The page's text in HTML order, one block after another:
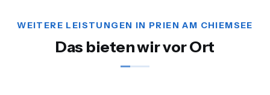
WEITERE LEISTUNGEN IN PRIEN AM CHIEMSEE
Das bieten wir vor Ort